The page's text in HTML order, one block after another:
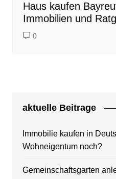
Haus kaufen
Immobilien und
0
aktuelle Beitrage
Immobilie kaufen in
Wohneigentum noch?
Gemeinschaftsgarten